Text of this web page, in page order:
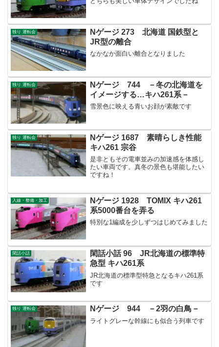
独り 運転会
Nゲージ 273 北海道 国鉄型と
JR型の離合
なかなか面白い離合となりました
独り 運転会
Nゲージ 744 －冬の北海道を
イメージする…キハ261系－
雪景色に映える青いお顔が素敵です
独り 運転会
Nゲージ 1687 素晴らしき性能
キハ261 宗谷
是非ともその電車並みの加速感を体感し
たい車両です。真冬の景色も堪能したい
ですね！
入線・整備・加工
Nゲージ 1928 TOMIX キハ261
系5000番台を弄る
特別な1編成を少しずつはじめてみました
閑話小話
閑話小話 96 JR北海道の標準特
急型 キハ261系
JR北海道の標準型特急となるキハ261系
です
独り 運転会 Nゲージ 944 －2羽の白鳥－
ライトグレーな幹線にも似合う列車です